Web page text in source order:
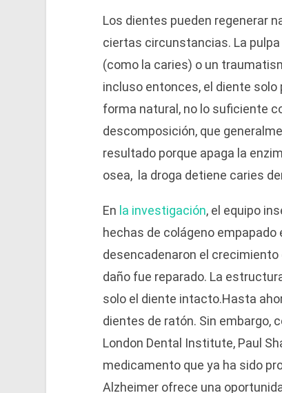
Los dientes pueden regenerar
ciertas circunstancias. La
(como la caries) o un
incluso entonces, el diente solo
forma natural, no lo suficiente
descomposición, que
resultado porque apaga la
osea, la droga detiene caries
En la investigación, el equipo
hechas de colágeno
desencadenaron el crecimiento
daño fue reparado. La
solo el diente intacto.Hasta
dientes de ratón. Sin embargo,
London Dental Institute, Paul
medicamento que ya ha sido
Alzheimer ofrece una